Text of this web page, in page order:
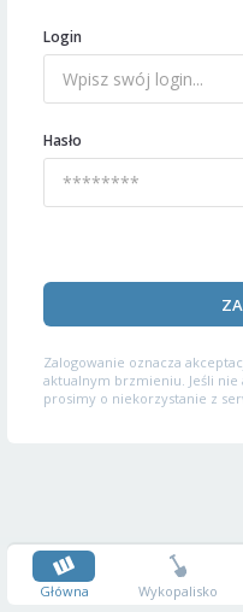
Login
Hasło
Zalogowanie oznacza
aktualnym brzmieniu. Jeśli nie
prosimy o niekorzystanie z
Główna Wykopalisko